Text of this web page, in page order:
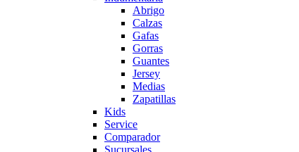
Abrigo
Calzas
Gafas
Gorras
Guantes
Jersey
Medias
Zapatillas
Kids
Service
Comparador
Sucursales